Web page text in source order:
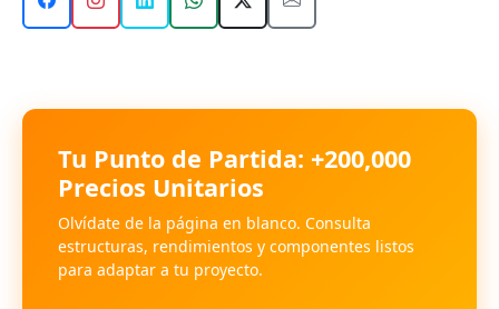
Tu Punto de Partida: +200,000
Precios Unitarios
Olvídate de la página en blanco. Consulta
estructuras, rendimientos y componentes listos
para adaptar a tu proyecto.